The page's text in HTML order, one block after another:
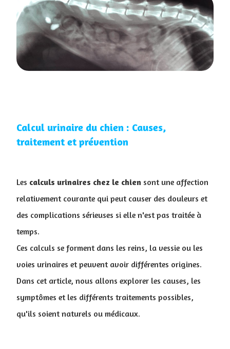
Calcul urinaire du chien : Causes,
traitement et prévention
Les calculs urinaires chez le chien sont une affection
relativement courante qui peut causer des douleurs et
des complications sérieuses si elle n'est pas traitée à
temps.
Ces calculs se forment dans les reins, la vessie ou les
voies urinaires et peuvent avoir différentes origines.
Dans cet article, nous allons explorer les causes, les
symptômes et les différents traitements possibles,
qu'ils soient naturels ou médicaux.